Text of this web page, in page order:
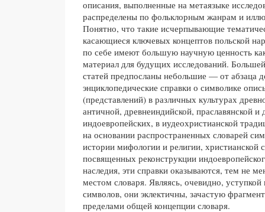
описания, выполненные на метаязыке
распределены по фольклорным жанрам и
Понятно, что такие исчерпывающие
касающиеся ключевых концептов польской
по себе имеют большую научную ценность
материал для будущих исследований.
статей предпосланы небольшие — от абзаца
энциклопедические справки о символике
(представлений) в различных культурах
античной, древнеиндийской, праславянской и
индоевропейских, в иудеохристианской
на основании распространенных словарей
истории мифологии и религии, христианской
посвященных реконструкции
наследия, эти справки оказываются, тем не
местом словаря. Являясь, очевидно,
символов, они эклектичны, зачастую
пределами общей концепции словаря.